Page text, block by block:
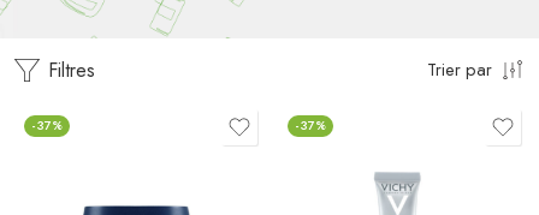
Filtres Trier par
-37% -37%